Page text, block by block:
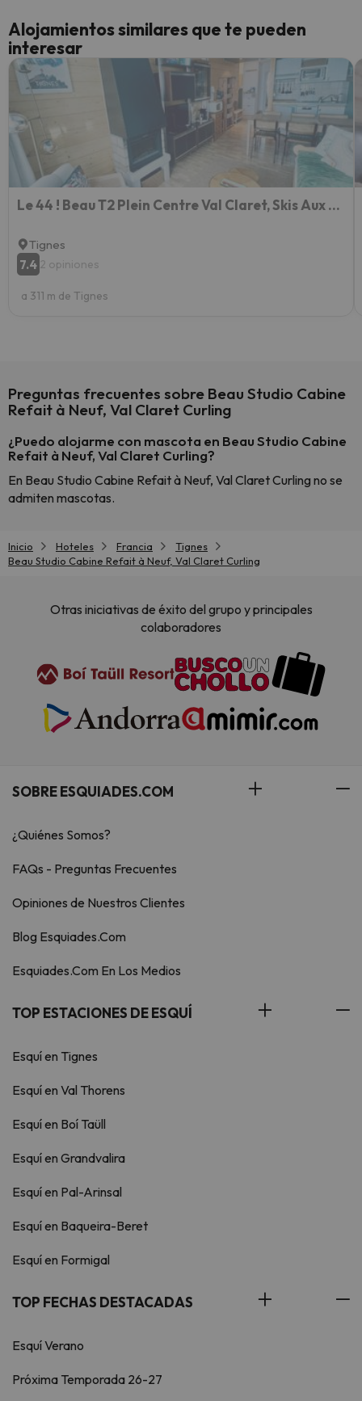
Alojamientos similares que te pueden
interesar
Le 44 ! Beau T2 Plein Centre Val Claret, Skis Aux Pieds, 4 Pax
Tignes
7.4 2 opiniones
a 311 m de Tignes
Preguntas frecuentes sobre Beau Studio Cabine
Refait à Neuf, Val Claret Curling
¿Puedo alojarme con mascota en Beau Studio Cabine
Refait à Neuf, Val Claret Curling?
En Beau Studio Cabine Refait à Neuf, Val Claret Curling no se
admiten mascotas.
Inicio Hoteles Francia
Tignes
Beau Studio Cabine Refait à Neuf, Val Claret Curling
Otras iniciativas de éxito del grupo y principales
colaboradores
SOBRE ESQUIADES.COM
¿Quiénes Somos?
FAQs - Preguntas Frecuentes
Opiniones de Nuestros Clientes
Blog Esquiades.Com
Esquiades.Com En Los Medios
TOP ESTACIONES DE ESQUÍ
Esquí en Tignes
Esquí en Val Thorens
Esquí en Boí Taüll
Esquí en Grandvalira
Esquí en Pal-Arinsal
Esquí en Baqueira-Beret
Esquí en Formigal
TOP FECHAS DESTACADAS
Esquí Verano
Próxima Temporada 26-27